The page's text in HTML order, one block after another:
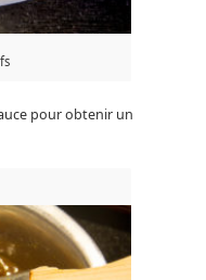
pour obtenir un